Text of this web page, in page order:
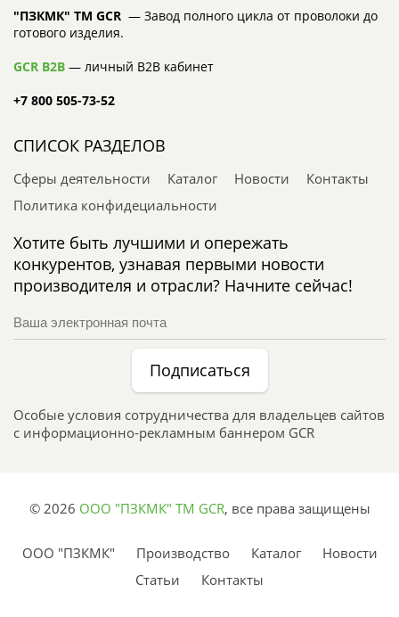
"ПЗКМК" TM GCR — Завод полного цикла от проволоки до
готового изделия.
GCR B2B — личный B2B кабинет
+7 800 505-73-52
СПИСОК РАЗДЕЛОВ
Сферы деятельности Каталог Новости
Контакты
Политика конфидециальности
Хотите быть лучшими и опережать
конкурентов, узнавая первыми новости
производителя и отрасли? Начните сейчас!
Подписаться
Особые условия сотрудничества для владельцев сайтов
с информационно-рекламным баннером GCR
© 2026 ООО "ПЗКМК" TM GCR, все права защищены
ООО "ПЗКМК" Производство Каталог
Новости
Статьи
Контакты